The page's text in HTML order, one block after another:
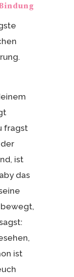
fragst
ist
das
bewegt,
ist